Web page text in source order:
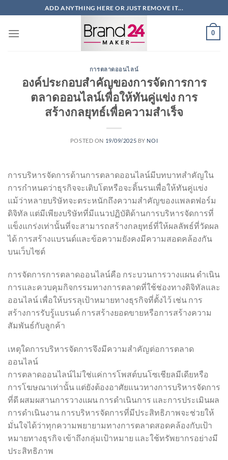
ไป
ADD ANYTHING HERE OR JUST REMOVE IT...
0
การตลาดออนไลน์
องค์ประกอบสำคัญของการจัดการการ
ตลาดออนไลน์เพื่อให้ทันคู่แข่ง การ
สร้างกลยุทธ์เพื่อความสำเร็จ
POSTED ON 19/09/2025 BY NOI
การบริหารจัดการด้านการตลาดออนไลน์มีบทบาทสำคัญใน
การกำหนดว่าธุรกิจจะเติบโตหรือจะดิ้นรนเพื่อให้ทันคู่แข่ง
แม้ว่าหลายบริษัทจะตระหนักถึงความสำคัญของแพลตฟอร์ม
ดิจิทัล แต่มีเพียงบริษัทที่มีแนวปฏิบัติด้านการบริหารจัดการที่
แข็งแกร่งเท่านั้นที่จะสามารถสร้างกลยุทธ์ที่ให้ผลลัพธ์ที่วัดผล
ได้ การสร้างแบรนด์และข้อความยังคงมีความสอดคล้องกัน
บนเว็บไซต์
การจัดการการตลาดออนไลน์คือ กระบวนการวางแผน ดำเนิน
การและควบคุมกิจกรรมทางการตลาดที่ใช้ช่องทางดิจิทัลและ
ออนไลน์ เพื่อให้บรรลุเป้าหมายทางธุรกิจที่ตั้งไว้ เช่น การ
สร้างการรับรู้แบรนด์ การสร้างยอดขายหรือการสร้างความ
สัมพันธ์กับลูกค้า
เหตุใดการบริหารจัดการจึงมีความสำคัญต่อการตลาด
ออนไลน์
การตลาดออนไลน์ไม่ใช่แค่การโพสต์บนโซเชียลมีเดียหรือ
การโฆษณาเท่านั้น แต่ยังต้องอาศัยแนวทางการบริหารจัดการ
ที่ดี ผสมผสานการวางแผน การดำเนินการ และการประเมินผล
การดำเนินงาน การบริหารจัดการที่มีประสิทธิภาพจะช่วยให้
มั่นใจได้ว่าทุกความพยายามทางการตลาดสอดคล้องกับเป้า
หมายทางธุรกิจ เข้าถึงกลุ่มเป้าหมาย และใช้ทรัพยากรอย่างมี
ประสิทธิภาพ